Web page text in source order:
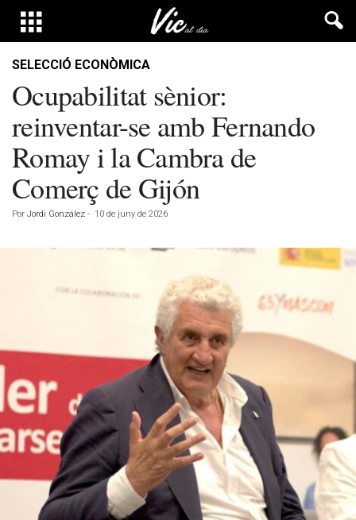
SELECCIÓ ECONÒMICA
Ocupabilitat sènior:
reinventar-se amb Fernando
Romay i la Cambra de
Comerç de Gijón
Por Jordi González - 10 de juny de 2026